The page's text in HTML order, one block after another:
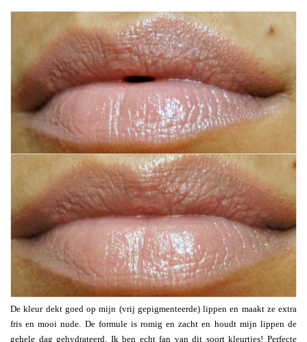
De kleur dekt goed op mijn (vrij gepigmenteerde) lippen en maakt ze extra
fris en mooi nude. De formule is romig en zacht en houdt mijn lippen de
gehele dag gehydrateerd. Ik ben echt fan van dit soort kleurtjes! Perfecte